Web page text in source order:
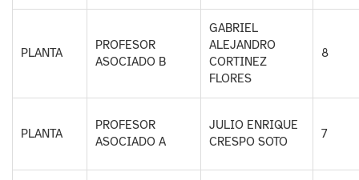
PLANTA
PROFESOR
ASOCIADO B
GABRIEL
ALEJANDRO
CORTINEZ
FLORES
8
PLANTA
PROFESOR
ASOCIADO A
JULIO ENRIQUE
CRESPO SOTO
7